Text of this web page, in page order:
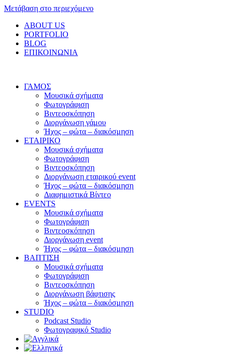
Μετάβαση στο περιεχόμενο
ABOUT US
PORTFOLIO
BLOG
ΕΠΙΚΟΙΝΩΝΙΑ
ΓΑΜΟΣ
Μουσικά σχήματα
Φωτογράφιση
Βιντεοσκόπηση
Διοργάνωση γάμου
Ήχος – φώτα – διακόσμηση
ΕΤΑΙΡΙΚΟ
Μουσικά σχήματα
Φωτογράφιση
Βιντεοσκόπηση
Διοργάνωση εταιρικού event
Ήχος – φώτα – διακόσμηση
Διαφημιστικά Βίντεο
EVENTS
Μουσικά σχήματα
Φωτογράφιση
Βιντεοσκόπηση
Διοργάνωση event
Ήχος – φώτα – διακόσμηση
ΒΑΠΤΙΣΗ
Μουσικά σχήματα
Φωτογράφιση
Βιντεοσκόπηση
Διοργάνωση βάφτισης
Ήχος – φώτα – διακόσμηση
STUDIO
Podcast Studio
Φωτογραφικό Studio